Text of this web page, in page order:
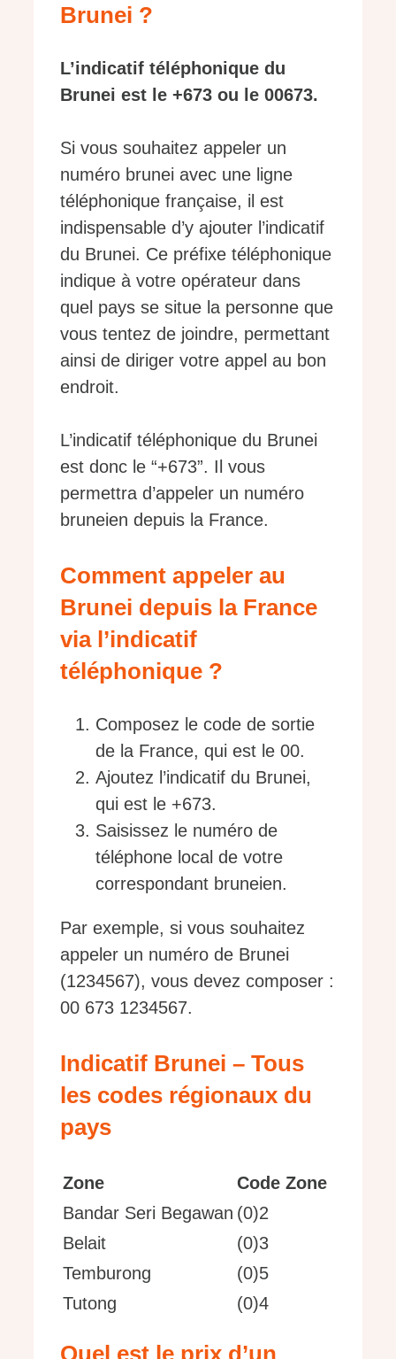
Brunei ?
L’indicatif téléphonique du
Brunei est le +673 ou le 00673.
Si vous souhaitez appeler un
numéro brunei avec une ligne
téléphonique française, il est
indispensable d’y ajouter l’indicatif
du Brunei. Ce préfixe téléphonique
indique à votre opérateur dans
quel pays se situe la personne que
vous tentez de joindre, permettant
ainsi de diriger votre appel au bon
endroit.
L’indicatif téléphonique du Brunei
est donc le “+673”. Il vous
permettra d’appeler un numéro
bruneien depuis la France.
Comment appeler au
Brunei depuis la France
via l’indicatif
téléphonique ?
Composez le code de sortie
de la France, qui est le 00.
Ajoutez l’indicatif du Brunei,
qui est le +673.
Saisissez le numéro de
téléphone local de votre
correspondant bruneien.
Par exemple, si vous souhaitez
appeler un numéro de Brunei
(1234567), vous devez composer :
00 673 1234567.
Indicatif Brunei – Tous
les codes régionaux du
pays
Zone
Code Zone
Bandar Seri Begawan (0)2
Belait
(0)3
Temburong
(0)5
Tutong
(0)4